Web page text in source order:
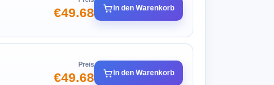
€49.68 In den Warenkorb
Preis
€49.68 In den Warenkorb